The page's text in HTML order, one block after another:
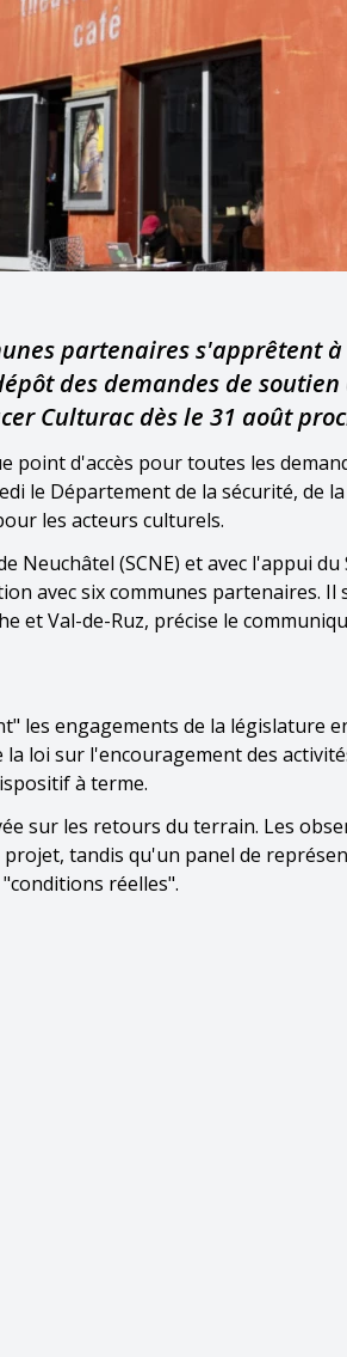
partenaires s'apprêtent
des demandes de
Culturac dès le 31 août
d'accès pour toutes les
le Département de la sécurité, de
les acteurs culturels.
Neuchâtel (SCNE) et avec l'appui
avec six communes partenaires. Il
et Val-de-Ruz, précise le
les engagements de la législature
loi sur l'encouragement des
à terme.
sur les retours du terrain. Les
tandis qu'un panel de
réelles".